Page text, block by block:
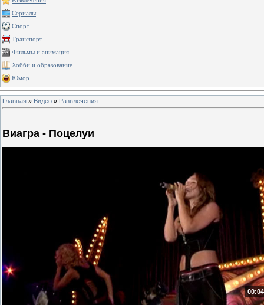
Сериалы
Спорт
Транспорт
Фильмы и анимация
Хобби и образование
Юмор
Главная » Видео » Развлечения
Виагра - Поцелуи